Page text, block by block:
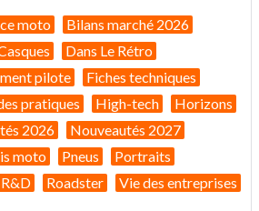
moto
Bilans marché 2026
Dans Le Rétro
pilote
Fiches techniques
pratiques High-tech
Horizons
2026
Nouveautés 2027
moto Pneus
Portraits
R&D Roadster Vie des entreprises